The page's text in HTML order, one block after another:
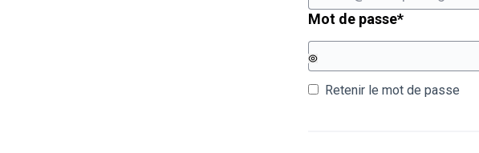
Mot de passe*Champ
Retenir le mot de passe